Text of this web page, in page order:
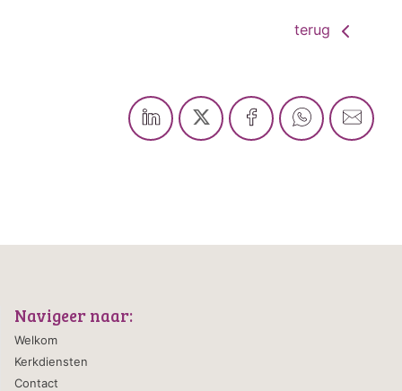
terug
Navigeer naar:
Welkom
Kerkdiensten
Contact